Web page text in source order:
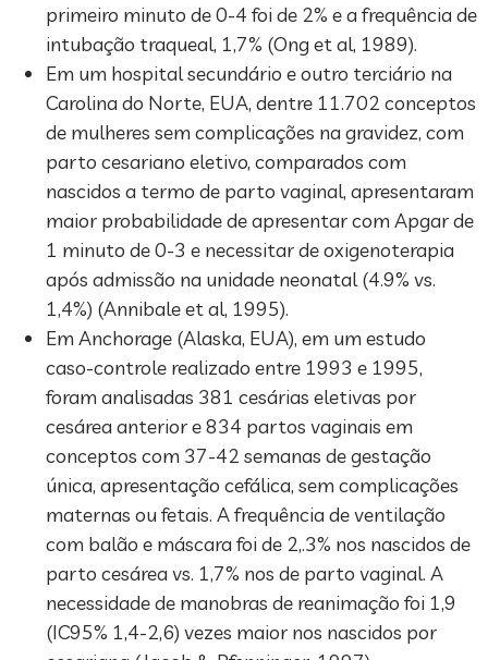
primeiro minuto de 0-4 foi de 2% e a frequência de
intubação traqueal, 1,7% (Ong et al, 1989).
Em um hospital secundário e outro terciário na
Carolina do Norte, EUA, dentre 11.702 conceptos
de mulheres sem complicações na gravidez, com
parto cesariano eletivo, comparados com
nascidos a termo de parto vaginal, apresentaram
maior probabilidade de apresentar com Apgar de
1 minuto de 0-3 e necessitar de oxigenoterapia
após admissão na unidade neonatal (4.9% vs.
1,4%) (Annibale et al, 1995).
Em Anchorage (Alaska, EUA), em um estudo
caso-controle realizado entre 1993 e 1995,
foram analisadas 381 cesárias eletivas por
cesárea anterior e 834 partos vaginais em
conceptos com 37-42 semanas de gestação
única, apresentação cefálica, sem complicações
maternas ou fetais. A frequência de ventilação
com balão e máscara foi de 2,.3% nos nascidos de
parto cesárea vs. 1,7% nos de parto vaginal. A
necessidade de manobras de reanimação foi 1,9
(IC95% 1,4-2,6) vezes maior nos nascidos por